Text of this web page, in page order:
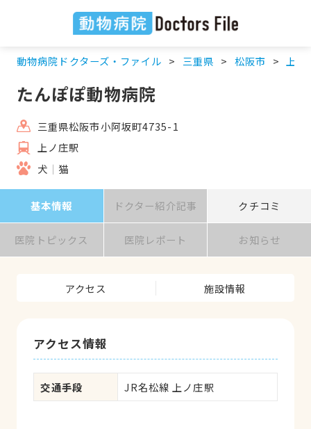
動物病院ドクターズ・ファイル 三重県 松阪市 上
たんぽぽ動物病院
三重県松阪市小阿坂町4735-1
上ノ庄駅
犬
猫
基本情報 ドクター紹介記事 クチコミ
医院トピックス 医院レポート お知らせ
アクセス 施設情報
アクセス情報
交通手段 JR名松線 上ノ庄駅